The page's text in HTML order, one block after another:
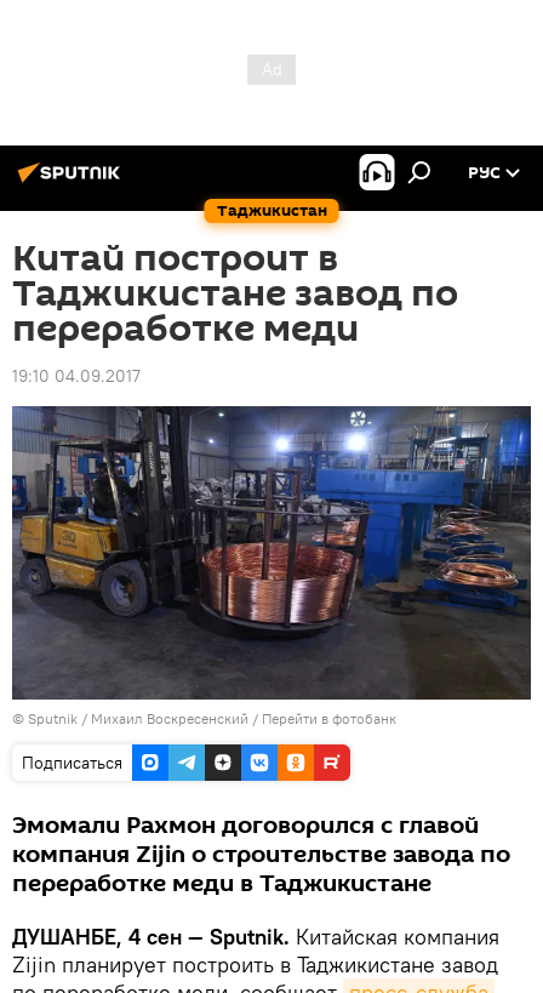
Таджикистан
РУС
Китай построит в
Таджикистане завод по
переработке меди
19:10 04.09.2017
© Sputnik / Михаил Воскресенский / Перейти в фотобанк
Подписаться
Эмомали Рахмон договорился с главой
компания Zijin о строительстве завода по
переработке меди в Таджикистане
ДУШАНБЕ, 4 сен — Sputnik. Китайская компания
Zijin планирует построить в Таджикистане завод